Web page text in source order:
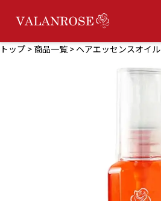
トップ > 商品一覧 > ヘアエッセンスオイル